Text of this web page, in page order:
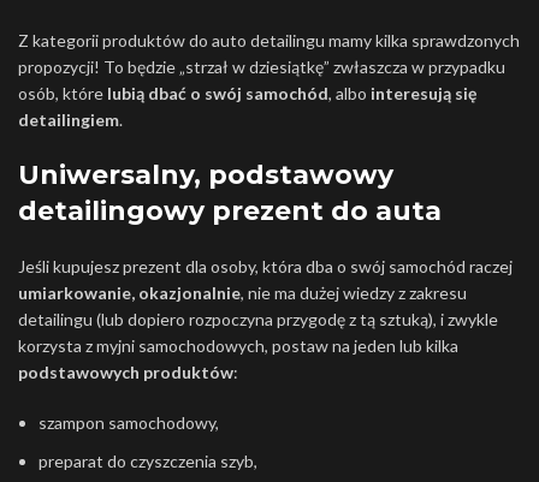
Z kategorii produktów do auto detailingu mamy kilka sprawdzonych
propozycji! To będzie „strzał w dziesiątkę” zwłaszcza w przypadku
osób, które lubią dbać o swój samochód, albo interesują się
detailingiem.
Uniwersalny, podstawowy
detailingowy prezent do auta
Jeśli kupujesz prezent dla osoby, która dba o swój samochód raczej
umiarkowanie, okazjonalnie, nie ma dużej wiedzy z zakresu
detailingu (lub dopiero rozpoczyna przygodę z tą sztuką), i zwykle
korzysta z myjni samochodowych, postaw na jeden lub kilka
podstawowych produktów:
szampon samochodowy,
preparat do czyszczenia szyb,